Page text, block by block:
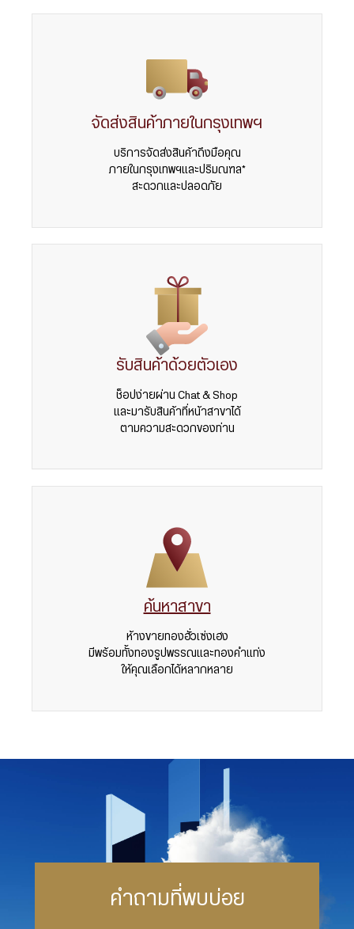
จัดส่งสินค้าภายในกรุงเทพฯ
บริการจัดส่งสินค้าถึงมือคุณ
ภายในกรุงเทพฯและปริมณฑล*
สะดวกและปลอดภัย
รับสินค้าด้วยตัวเอง
ช็อปง่ายผ่าน Chat & Shop
และมารับสินค้าที่หน้าสาขาได้
ตามความสะดวกของท่าน
ค้นหาสาขา
ห้างขายทองฮั่วเซ่งเฮง
มีพร้อมทั้งทองรูปพรรณและทองคำแท่ง
ให้คุณเลือกได้หลากหลาย
คำถามที่พบบ่อย